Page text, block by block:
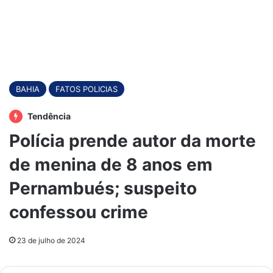
BAHIA FATOS POLICIAS
Tendência
Polícia prende autor da morte
de menina de 8 anos em
Pernambués; suspeito
confessou crime
23 de julho de 2024